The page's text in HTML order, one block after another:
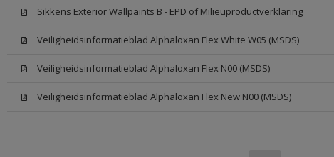
Sikkens Exterior Wallpaints B - EPD of Milieuproductverklaring
Veiligheidsinformatieblad Alphaloxan Flex White W05 (MSDS)
Veiligheidsinformatieblad Alphaloxan Flex N00 (MSDS)
Veiligheidsinformatieblad Alphaloxan Flex New N00 (MSDS)